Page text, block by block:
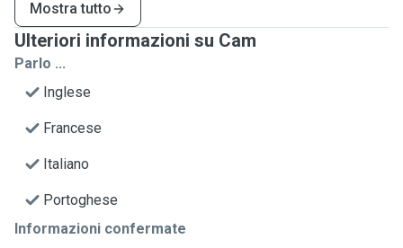
Mostra tutto
Ulteriori informazioni su Cam
Parlo ...
Inglese
Francese
Italiano
Portoghese
Informazioni confermate